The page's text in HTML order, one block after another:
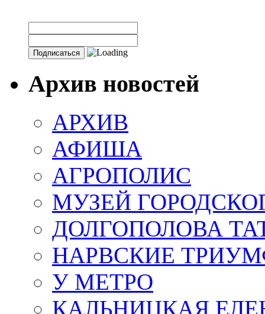
Архив новостей
АРХИВ
АФИША
АГРОПОЛИС
МУЗЕЙ
ДОЛГОПОЛОВА
НАРВСКИЕ
У МЕТРО
КАЛЬНИЦКАЯ